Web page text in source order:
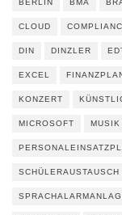
BERLIN BMA
CLOUD
DIN DINZLER
EXCEL
KONZERT
MICROSOFT MUSIK
SCHÜLERAUSTAUSCH